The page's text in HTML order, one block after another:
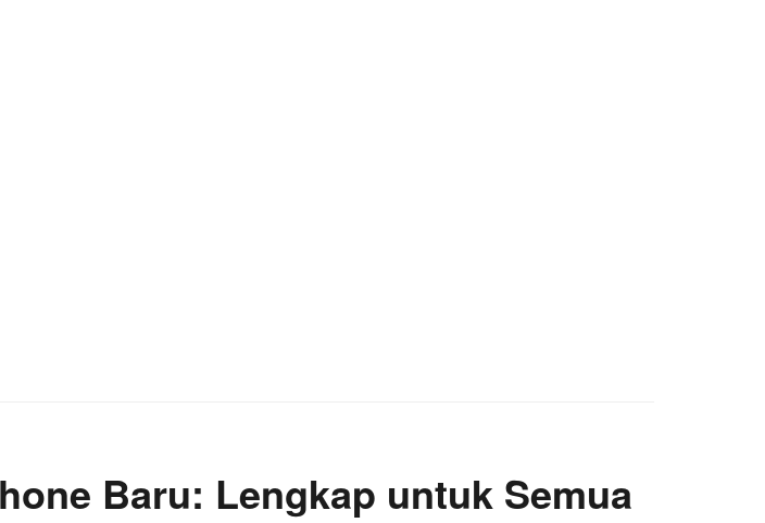
Baru: Lengkap untuk Semua